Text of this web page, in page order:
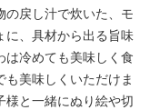
の戻し汁で炊いた、モ
に、具材から出る旨味
は冷めても美味しく食
美味しくいただけま
様と一緒にぬり絵や切